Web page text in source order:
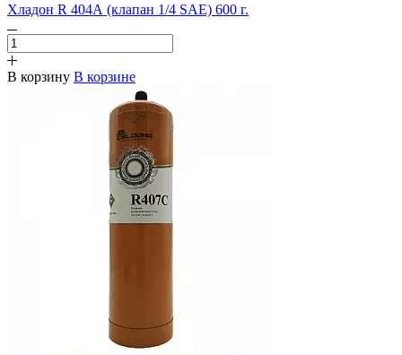
Хладон R 404А (клапан 1/4 SAE) 600 г.
В корзину В корзине